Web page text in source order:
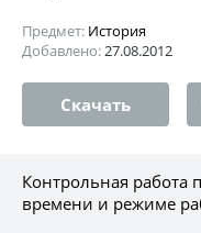
Предмет: История
Добавлено:27.08.2012
Скачать
Контрольная работа
времени и режиме